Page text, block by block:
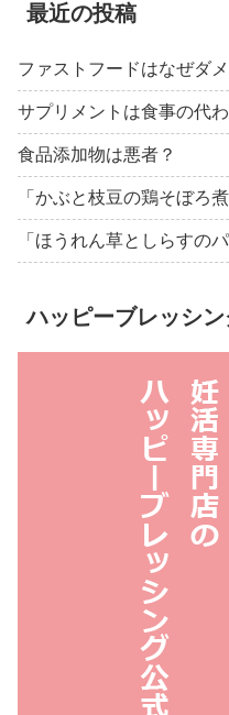
最近の投稿
ファストフードはなぜダ
サプリメントは食事の代
食品添加物は悪者？
「かぶと枝豆の鶏そぼろ
「ほうれん草としらすの
ハッピーブレッシ